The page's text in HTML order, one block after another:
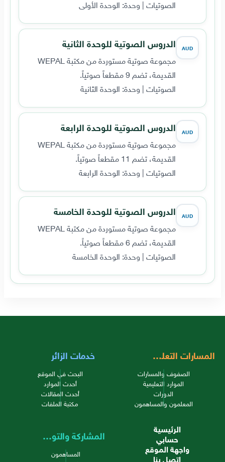
الصوتيات | وحدة: الوحدة الأولى
AUD الدروس الصوتية للوحدة الثانية
مجموعة صوتية مستوردة من مكتبة WEPAL
القديمة، تضم 9 مقطعاً صوتياً.
الصوتيات | وحدة: الوحدة الثانية
AUD الدروس الصوتية للوحدة الرابعة
مجموعة صوتية مستوردة من مكتبة WEPAL
القديمة، تضم 11 مقطعاً صوتياً.
الصوتيات | وحدة: الوحدة الرابعة
AUD الدروس الصوتية للوحدة الخامسة
مجموعة صوتية مستوردة من مكتبة WEPAL
القديمة، تضم 6 مقطعاً صوتياً.
الصوتيات | وحدة: الوحدة الخامسة
المسارات التعليمية
الصفوف والمسارات
الموارد التعليمية
الدورات
المعلمون والمساهمون
خدمات الزائر
البحث في الموقع
أحدث الموارد
أحدث المقالات
مكتبة الملفات
الرئيسية
حسابي
واجهة الموقع
اتصل بنا
المشاركة والتواصل
المساهمون